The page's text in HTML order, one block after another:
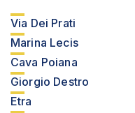
Via Dei Prati
Marina Lecis
Cava Poiana
Giorgio Destro
Etra